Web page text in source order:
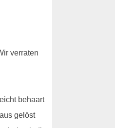
verraten
behaart
gelöst